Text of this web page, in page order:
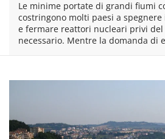
Le minime portate di grandi fiumi
costringono molti paesi a
e fermare reattori nucleari privi
necessario. Mentre la domanda di